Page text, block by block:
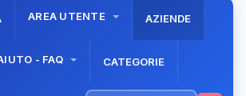
AREA UTENTE AZIENDE
- FAQ CATEGORIE